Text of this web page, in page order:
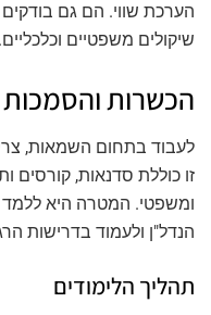
הערכת שווי. הם גם
שיקולים משפטיים וכלכליים.
הכשרות
לעבוד בתחום השמאות,
זו כוללת סדנאות, קורסים
ומשפטי. המטרה היא
הנדל"ן ולעמוד בדרישות
תהליך הלימודים